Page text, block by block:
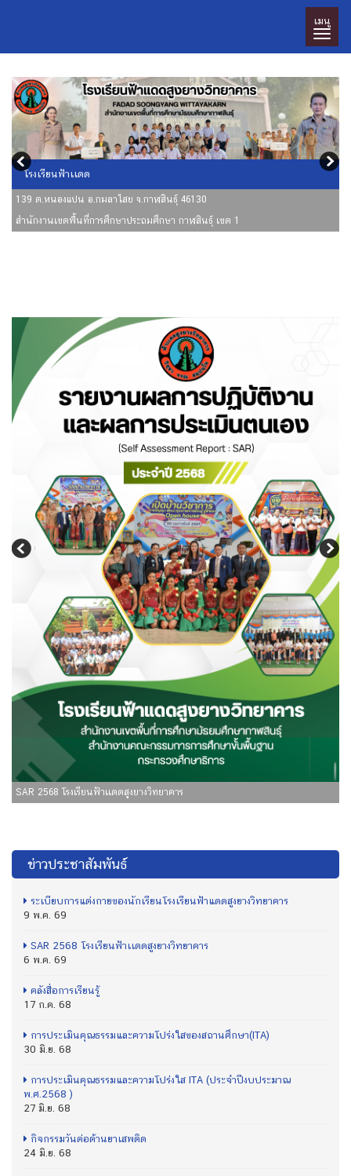
เมนู
โรงเรียนฟ้าเเดด
139 ต.หนองแปน อ.กมลาไสย จ.กาฬสินธุ์ 46130
สำนักงานเขตพื้นที่การศึกษาประถมศึกษา กาฬสินธุ์ เขต 1
SAR 2568 โรงเรียนฟ้าเเดดสูงยางวิทยาคาร
ข่าวประชาสัมพันธ์
ระเบียบการแต่งกายของนักเรียนโรงเรียนฟ้าแดดสูงยางวิทยาคาร
9 พ.ค. 69
SAR 2568 โรงเรียนฟ้าเเดดสูงยางวิทยาคาร
6 พ.ค. 69
คลังสื่อการเรียนรู้
17 ก.ค. 68
การประเมินคุณธรรมและความโปร่งใสของสถานศึกษา(ITA)
30 มิ.ย. 68
การประเมินคุณธรรมและความโปร่งใส ITA (ประจำปีงบประมาณ
พ.ศ.2568 )
27 มิ.ย. 68
กิจกรรมวันต่อต้านยาเสพติด
24 มิ.ย. 68